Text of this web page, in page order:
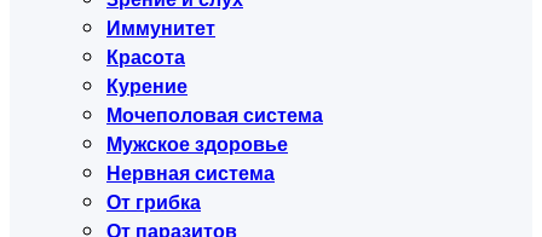
Иммунитет
Красота
Курение
Мочеполовая система
Мужское здоровье
Нервная система
От грибка
От паразитов